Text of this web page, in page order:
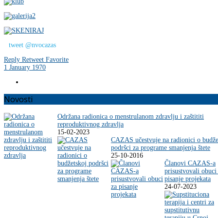
tweet @nvocazas
Reply Retweet Favorite
1 January 1970
Novosti
Održana radionica o menstrulanom zdravlju i zaštititi
reproduktivnog zdravlja
15-02-2023
CAZAS učestvuje na radionici o
podršci za programe smanjenja štete
25-10-2016
Članovi CAZAS-a
prisustvovali obuci
pisanje projekata
24-07-2023